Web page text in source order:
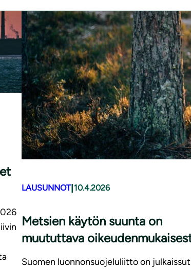
LAUSUNNOT| 10.4.2026
Metsien käytön suunta on
muututtava
Suomen luonnonsuojeluliitto on